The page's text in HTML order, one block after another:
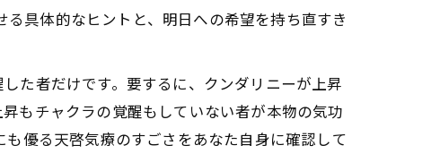
具体的なヒントと、明日への希望を持ち直すき
た者だけです。要するに、クンダリニーが上昇
もチャクラの覚醒もしていない者が本物の気功
優る天啓気療のすごさをあなた自身に確認して